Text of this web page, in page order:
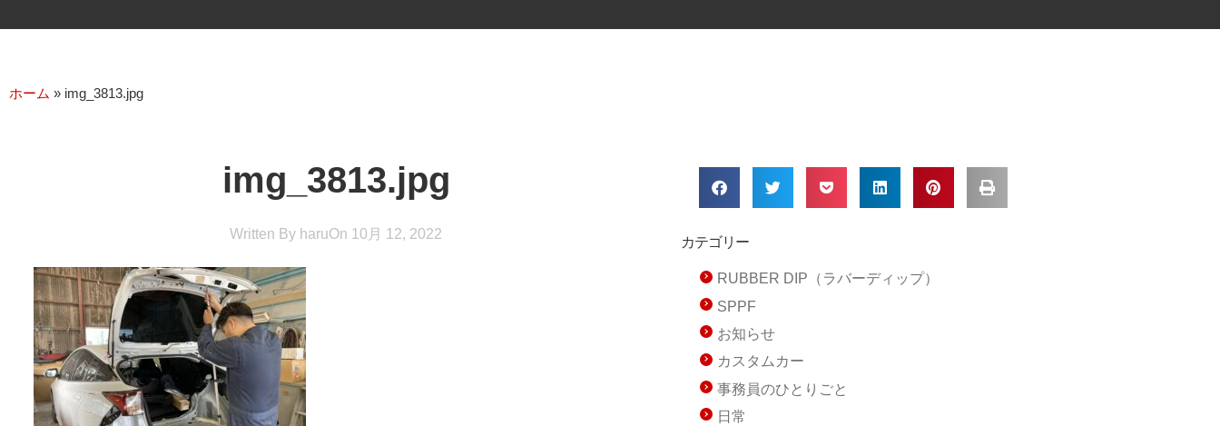
ホーム » img_3813.jpg
img_3813.jpg
Written By haruOn 10月 12, 2022
カテゴリー
RUBBER DIP（ラバーディップ）
SPPF
お知らせ
カスタムカー
事務員のひとりごと
日常